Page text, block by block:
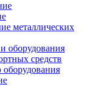
металлических
оборудования
средств
оборудования